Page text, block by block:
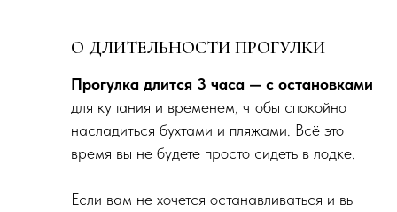
О ДЛИТЕЛЬНОСТИ ПРОГУЛКИ
Прогулка длится 3 часа — с остановками
для купания и временем, чтобы спокойно
насладиться бухтами и пляжами. Всё это
время вы не будете просто сидеть в лодке.
Если вам не хочется останавливаться и вы